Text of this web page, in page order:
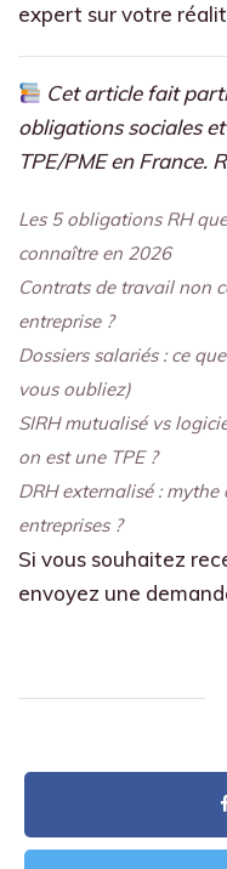
expert sur votre
Cet article fait
obligations sociales
TPE/PME en France.
Les 5 obligations RH
connaître en 2026
Contrats de travail non
entreprise ?
Dossiers salariés : ce
vous oubliez)
SIRH mutualisé vs
on est une TPE ?
DRH externalisé :
entreprises ?
Si vous souhaitez
envoyez une